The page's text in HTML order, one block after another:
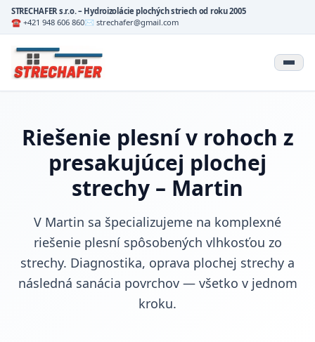
STRECHAFER s.r.o. – Hydroizolácie plochých striech od roku 2005
☎ +421 948 606 860✉ strechafer@gmail.com
Riešenie plesní v rohoch z
presakujúcej plochej
strechy – Martin
V Martin sa špecializujeme na komplexné
riešenie plesní spôsobených vlhkosťou zo
strechy. Diagnostika, oprava plochej strechy a
následná sanácia povrchov — všetko v jednom
kroku.